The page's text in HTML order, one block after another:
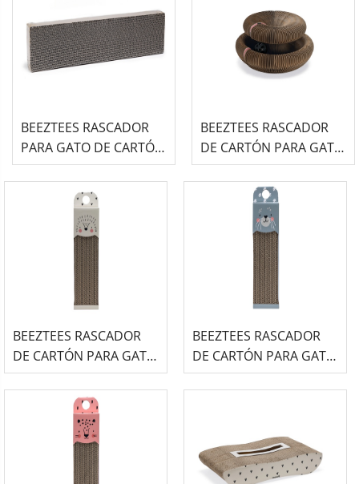
BEEZTEES RASCADOR
PARA GATO DE CARTÓN
Y FELPA
BEEZTEES RASCADOR
DE CARTÓN PARA GATO
FLEXIBLE LOET
BEEZTEES RASCADOR
DE CARTÓN PARA GATO
ERIZO BEIGE
BEEZTEES RASCADOR
DE CARTÓN PARA GATO
OSO AZUL